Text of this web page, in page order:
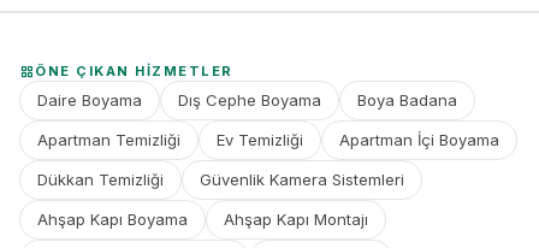
ÖNE ÇIKAN HIZMETLER
Daire Boyama Dış Cephe Boyama Boya Badana
Apartman Temizliği Ev Temizliği Apartman İçi Boyama
Dükkan Temizliği Güvenlik Kamera Sistemleri
Ahşap Kapı Boyama Ahşap Kapı Montajı